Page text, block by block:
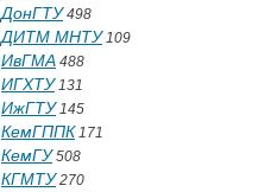
ДонГТУ498
ДИТМ МНТУ109
ИвГМА 488
ИГХТУ131
ИжГТУ145
КемГППК 171
КемГУ508
КГМТУ270